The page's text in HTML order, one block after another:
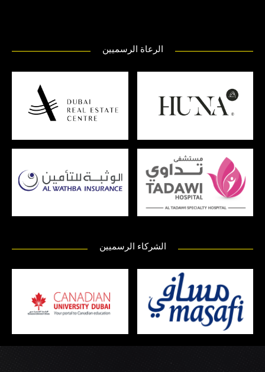
الرعاة الرسميين
الشركاء الرسميين